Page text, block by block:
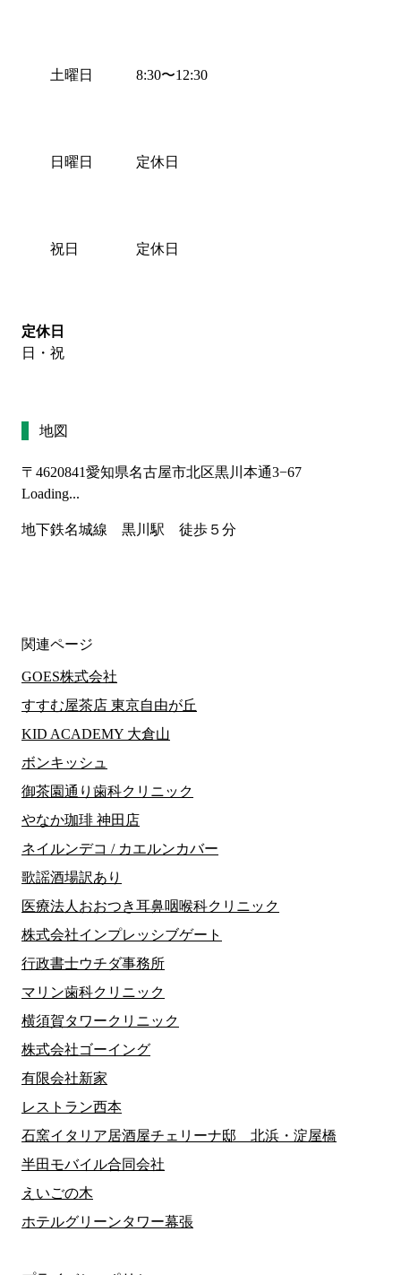
土曜日
日曜日
祝日
8:30〜12:30
定休日
定休日
定休日
日・祝
地図
〒4620841愛知県名古屋市北区黒川本通3−67
Loading...
地下鉄名城線　黒川駅　徒歩５分
関連ページ
GOES株式会社
すすむ屋茶店 東京自由が丘
KID ACADEMY 大倉山
ボンキッシュ
御茶園通り歯科クリニック
やなか珈琲 神田店
ネイルンデコ / カエルンカバー
歌謡酒場訳あり
医療法人おおつき耳鼻咽喉科クリニック
株式会社インプレッシブゲート
行政書士ウチダ事務所
マリン歯科クリニック
横須賀タワークリニック
株式会社ゴーイング
有限会社新家
レストラン西本
石窯イタリア居酒屋チェリーナ邸 北浜・淀屋橋
半田モバイル合同会社
えいごの木
ホテルグリーンタワー幕張